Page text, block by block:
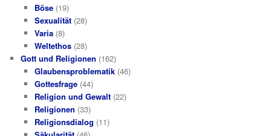
Böse(19)
Sexualität(28)
Varia(8)
Weltethos(28)
Gott und Religionen (162)
Glaubensproblematik(46)
Gottesfrage(44)
Religion und Gewalt(22)
Religionen (33)
Religionsdialog (11)